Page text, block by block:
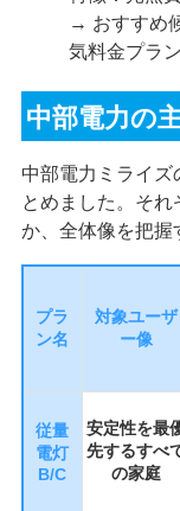
→ おすすめ
気料金プラ
中部電力の
中部電力ミライズ
とめました。そ
か、全体像を把握
プラ
ン名
対象ユーザ
ー像
従量
電灯
B/C
安定性を最
先するすべ
の家庭